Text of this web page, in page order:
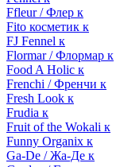
Ffleur / Флер к
Fito косметик к
FJ Fennel к
Flormar / Флормар к
Food A Holic к
Frenchi / Френчи к
Fresh Look к
Frudia к
Fruit of the Wokali к
Funny Organix к
Ga-De / Жа-Де к